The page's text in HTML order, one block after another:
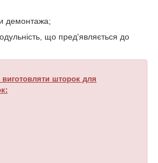
демонтажа;
що пред'являється до
шторок для
: